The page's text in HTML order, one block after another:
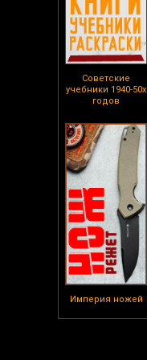
Советские
учебники 1940-50х
годов
Империя ножей